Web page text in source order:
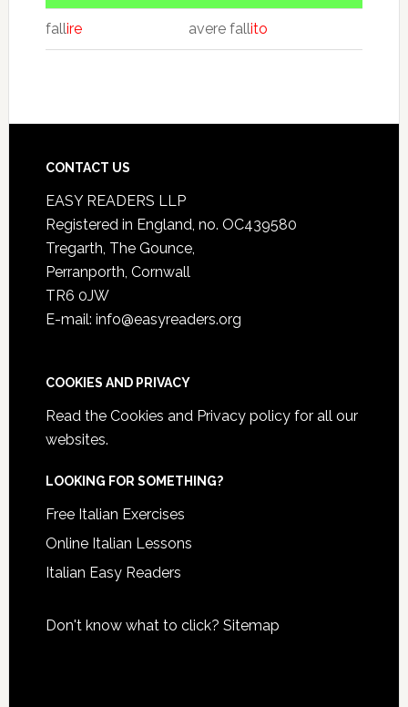
fallire avere fallito
CONTACT US
EASY READERS LLP
Registered in England, no. OC439580
Tregarth, The Gounce,
Perranporth, Cornwall
TR6 0JW
E-mail: info@easyreaders.org
COOKIES AND PRIVACY
Read the Cookies and Privacy policyfor all our
websites.
LOOKING FOR SOMETHING?
Free Italian Exercises
Online Italian Lessons
Italian Easy Readers
Don't know what to click? Sitemap